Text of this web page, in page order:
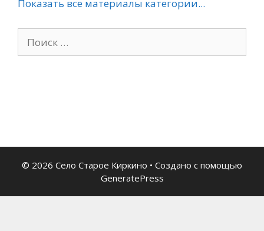
Показать все материалы категории...
© 2026 Село Старое Киркино • Создано с помощью
GeneratePress